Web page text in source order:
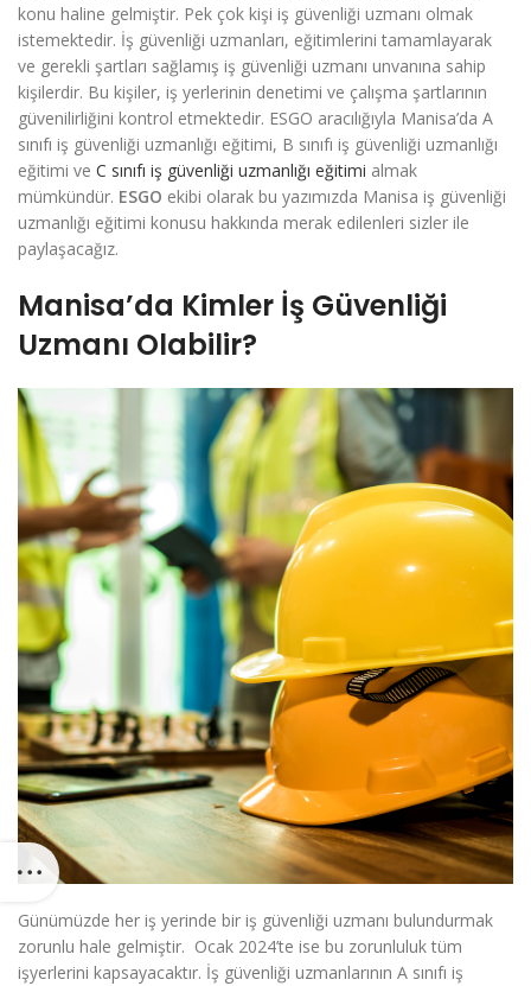
konu haline gelmiştir. Pek çok kişi iş güvenliği uzmanı olmak
istemektedir. İş güvenliği uzmanları, eğitimlerini tamamlayarak
ve gerekli şartları sağlamış iş güvenliği uzmanı unvanına sahip
kişilerdir. Bu kişiler, iş yerlerinin denetimi ve çalışma şartlarının
güvenilirliğini kontrol etmektedir. ESGO aracılığıyla Manisa’da A
sınıfı iş güvenliği uzmanlığı eğitimi, B sınıfı iş güvenliği uzmanlığı
eğitimi ve C sınıfı iş güvenliği uzmanlığı eğitimi almak
mümkündür. ESGO ekibi olarak bu yazımızda Manisa iş güvenliği
uzmanlığı eğitimi konusu hakkında merak edilenleri sizler ile
paylaşacağız.
Manisa’da Kimler İş Güvenliği
Uzmanı Olabilir?
Günümüzde her iş yerinde bir iş güvenliği uzmanı bulundurmak
zorunlu hale gelmiştir. Ocak 2024’te ise bu zorunluluk tüm
işyerlerini kapsayacaktır. İş güvenliği uzmanlarının A sınıfı iş